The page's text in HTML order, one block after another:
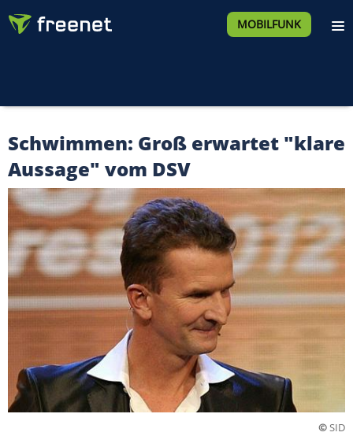
MOBILFUNK
Schwimmen: Groß erwartet "klare
Aussage" vom DSV
©SID